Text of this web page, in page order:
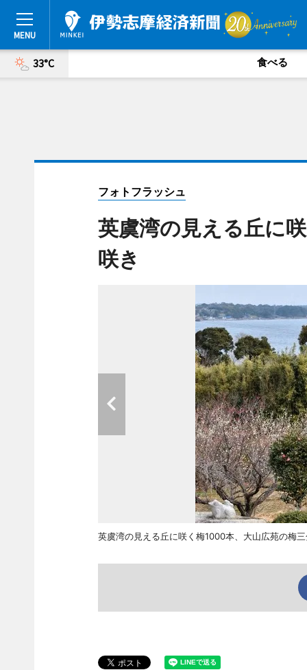
33°C 食べる
フォトフラッシュ
英虞湾の見える丘に
咲き
英虞湾の見える丘に咲く梅1000本、大山広苑の梅